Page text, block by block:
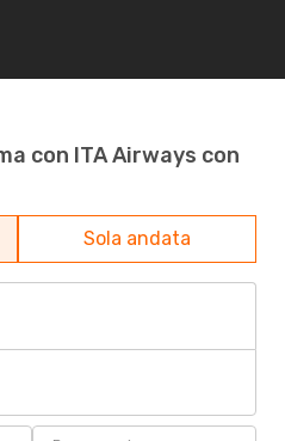
con ITA Airways con
Sola andata